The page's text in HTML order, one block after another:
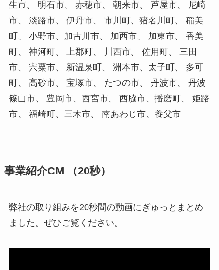
生市、 明石市、 赤穂市、 朝来市、 芦屋市、 尼崎
市、 淡路市、 伊丹市、 市川町、猪名川町、 稲美
町、 小野市、加古川市、 加西市、 加東市、 香美
町、 神河町、 上郡町、 川西市、 佐用町、 三田
市、 宍粟市、 新温泉町、 洲本市、太子町、 多可
町、 高砂市、 宝塚市、 たつの市、 丹波市、 丹波
篠山市、 豊岡市、西宮市、 西脇市、播磨町、 姫路
市、 福崎町、三木市、 南あわじ市、養父市
事業紹介CM （20秒）
弊社の取り組みを20秒間の動画にぎゅっとまとめ
ました。ぜひご覧ください。